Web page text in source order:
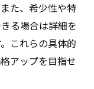
た、希少性や特
る場合は詳細を
これらの具体的
アップを目指せ